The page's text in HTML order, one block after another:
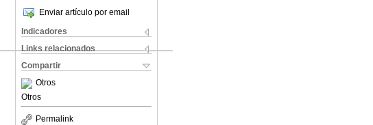
Enviar artículo por email
Indicadores
Links relacionados
Compartir
Otros
Otros
Permalink